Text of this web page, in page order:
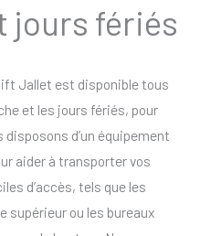
jours fériés
Jallet est disponible tous
et les jours fériés, pour
d’un équipement
aider à transporter vos
d’accès, tels que les
supérieur ou les bureaux